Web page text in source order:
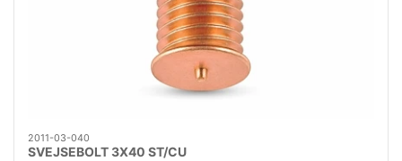
2011-03-040
SVEJSEBOLT 3X40 ST/CU